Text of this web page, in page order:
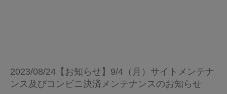
2023/08/24【お知らせ】9/4（月）サイトメンテナ
ンス及びコンビニ決済メンテナンスのお知らせ